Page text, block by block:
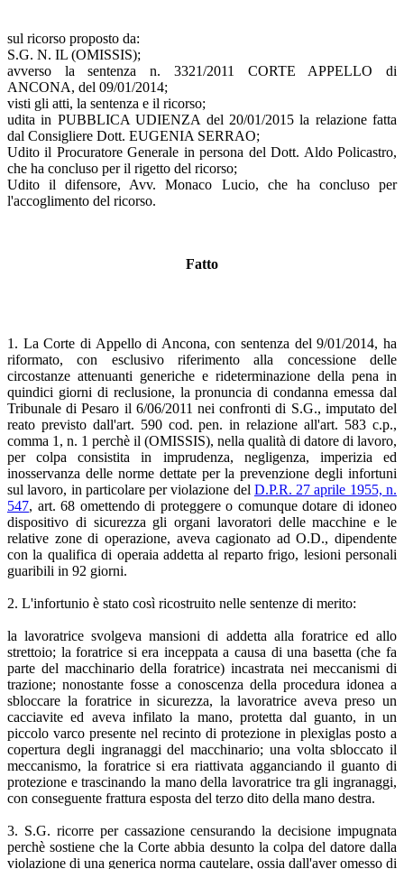
sul ricorso proposto da:
S.G. N. IL (OMISSIS);
avverso la sentenza n. 3321/2011 CORTE APPELLO di
ANCONA, del 09/01/2014;
visti gli atti, la sentenza e il ricorso;
udita in PUBBLICA UDIENZA del 20/01/2015 la relazione fatta
dal Consigliere Dott. EUGENIA SERRAO;
Udito il Procuratore Generale in persona del Dott. Aldo Policastro,
che ha concluso per il rigetto del ricorso;
Udito il difensore, Avv. Monaco Lucio, che ha concluso per
l'accoglimento del ricorso.
Fatto
1. La Corte di Appello di Ancona, con sentenza del 9/01/2014, ha
riformato, con esclusivo riferimento alla concessione delle
circostanze attenuanti generiche e rideterminazione della pena in
quindici giorni di reclusione, la pronuncia di condanna emessa dal
Tribunale di Pesaro il 6/06/2011 nei confronti di S.G., imputato del
reato previsto dall'art. 590 cod. pen. in relazione all'art. 583 c.p.,
comma 1, n. 1 perchè il (OMISSIS), nella qualità di datore di lavoro,
per colpa consistita in imprudenza, negligenza, imperizia ed
inosservanza delle norme dettate per la prevenzione degli infortuni
sul lavoro, in particolare per violazione del D.P.R. 27 aprile 1955, n.
547, art. 68 omettendo di proteggere o comunque dotare di idoneo
dispositivo di sicurezza gli organi lavoratori delle macchine e le
relative zone di operazione, aveva cagionato ad O.D., dipendente
con la qualifica di operaia addetta al reparto frigo, lesioni personali
guaribili in 92 giorni.
2. L'infortunio è stato così ricostruito nelle sentenze di merito:
la lavoratrice svolgeva mansioni di addetta alla foratrice ed allo
strettoio; la foratrice si era inceppata a causa di una basetta (che fa
parte del macchinario della foratrice) incastrata nei meccanismi di
trazione; nonostante fosse a conoscenza della procedura idonea a
sbloccare la foratrice in sicurezza, la lavoratrice aveva preso un
cacciavite ed aveva infilato la mano, protetta dal guanto, in un
piccolo varco presente nel recinto di protezione in plexiglas posto a
copertura degli ingranaggi del macchinario; una volta sbloccato il
meccanismo, la foratrice si era riattivata agganciando il guanto di
protezione e trascinando la mano della lavoratrice tra gli ingranaggi,
con conseguente frattura esposta del terzo dito della mano destra.
3. S.G. ricorre per cassazione censurando la decisione impugnata
perchè sostiene che la Corte abbia desunto la colpa del datore dalla
violazione di una generica norma cautelare, ossia dall'aver omesso di